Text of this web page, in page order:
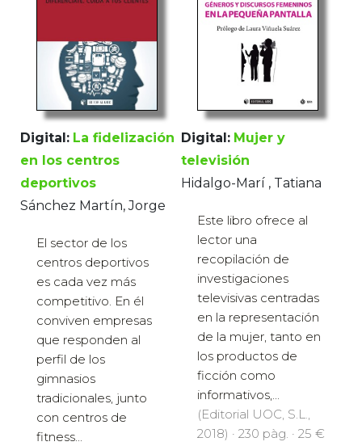
Digital: La fidelización
en los centros
deportivos
Sánchez Martín, Jorge
El sector de los
centros deportivos
es cada vez más
competitivo. En él
conviven empresas
que responden al
perfil de los
gimnasios
tradicionales, junto
con centros de
fitness...
Digital: Mujer y
televisión
Hidalgo-Marí , Tatiana
Este libro ofrece al
lector una
recopilación de
investigaciones
televisivas centradas
en la representación
de la mujer, tanto en
los productos de
ficción como
informativos,...
(Editorial UOC, S.L.,
2018) · 230 pàg. · 25 €